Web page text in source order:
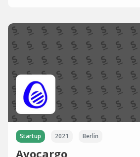
Startup 2021 Berlin
Avocargo